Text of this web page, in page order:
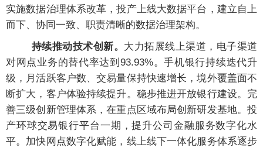
实施数据治理体系改革，投产上线大数据平台，建立自上
而下、协同一致、职责清晰的数据治理架构。
持续推动技术创新。 大力拓展线上渠道，电子渠道
对网点业务的替代率达到93.93%。手机银行持续迭代升
级，月活跃客户数、交易量保持快速增长，境外覆盖面不
断扩大，客户体验持续提升。稳步推进开放银行建设。完
善三级创新管理体系，在重点区域布局创新研发基地。投
产环球交易银行平台一期，提升公司金融服务数字化水
平。加快网点数字化赋能，线上线下一体化服务体系逐步